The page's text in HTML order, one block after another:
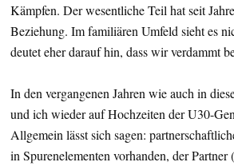
Kämpfen. Der wesentliche Teil hat seit
Beziehung. Im familiären Umfeld sieht es
deutet eher darauf hin, dass wir verdammt
In den vergangenen Jahren wie auch in
und ich wieder auf Hochzeiten der U30-
Allgemein lässt sich sagen:
in Spurenelementen vorhanden, der Partner